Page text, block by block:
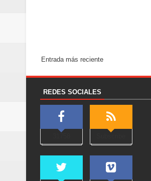
Entrada más reciente
REDES SOCIALES